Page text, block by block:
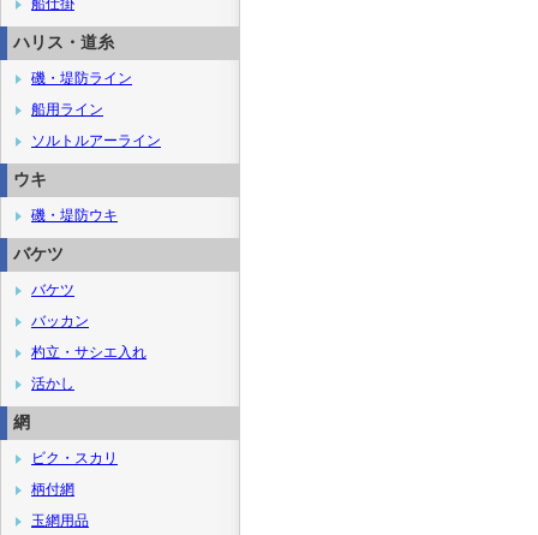
船仕掛
ハリス・道糸
磯・堤防ライン
船用ライン
ソルトルアーライン
ウキ
磯・堤防ウキ
バケツ
バケツ
バッカン
杓立・サシエ入れ
活かし
網
ビク・スカリ
柄付網
玉網用品